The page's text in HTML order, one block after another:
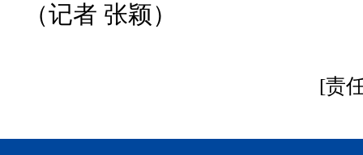
（记者 张颖）
[责